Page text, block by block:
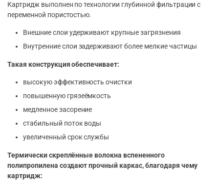
Картридж выполнен по технологии глубинной фильтрации с
переменной пористостью.
Внешние слои удерживают крупные загрязнения
Внутренние слои задерживают более мелкие частицы
Такая конструкция обеспечивает:
высокую эффективность очистки
повышенную грязеёмкость
медленное засорение
стабильный поток воды
увеличенный срок службы
Термически скреплённые волокна вспененного
полипропилена создают прочный каркас, благодаря чему
картридж: